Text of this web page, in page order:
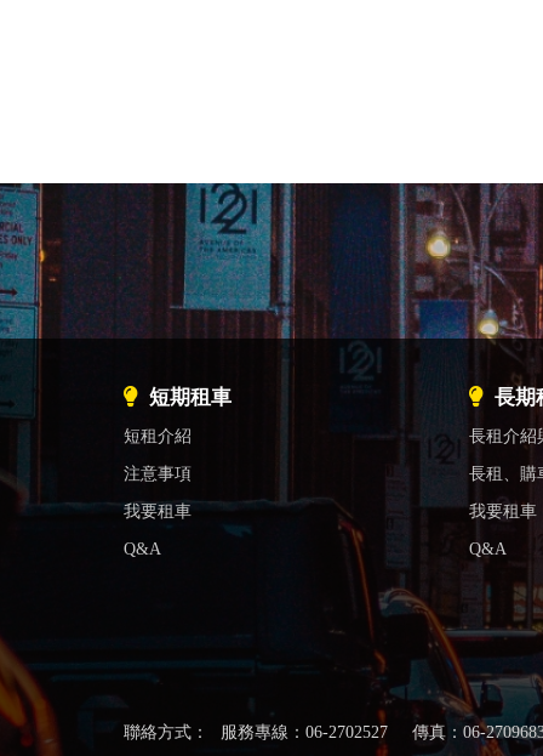
短期租車
短租介紹
注意事項
我要租車
Q&A
長期
長租介紹
長租、購
我要租車
Q&A
聯絡方式： 服務專線：06-2702527 傳真：06-